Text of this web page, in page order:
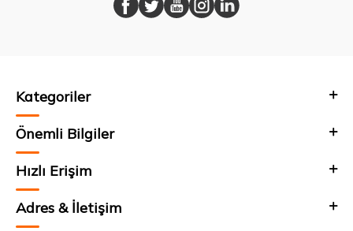
Kategoriler
Önemli Bilgiler
Hızlı Erişim
Adres & İletişim